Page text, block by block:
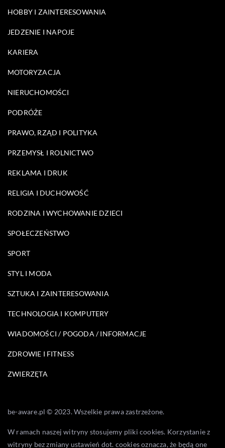
HOBBY I ZAINTERESOWANIA
JEDZENIE I NAPOJE
KARIERA
MOTORYZACJA
NIERUCHOMOŚCI
PODRÓŻE
PRAWO, RZĄD I POLITYKA
PRZEMYSŁ I ROLNICTWO
REKLAMA I DRUK
RELIGIA I DUCHOWOŚĆ
RODZINA I WYCHOWANIE DZIECI
SPOŁECZEŃSTWO
SPORT
STYL I MODA
SZTUKA I ZAINTERESOWANIA
TECHNOLOGIA I KOMPUTERY
WIADOMOŚCI / POGODA / INFORMACJE
ZDROWIE I FITNESS
ZWIERZĘTA
be-aware.pl © 2023. Wszelkie prawa zastrzeżone.
W ramach naszej witryny stosujemy pliki cookies. Korzystanie z
witryny bez zmiany ustawień dot. cookies oznacza, że będą one